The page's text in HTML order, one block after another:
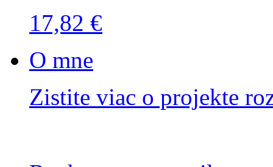
17,82 €
O mne
Zistite viac o projekte